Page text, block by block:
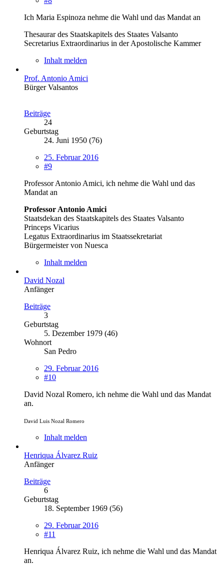
Ich Maria Espinoza nehme die Wahl und das Mandat an
Thesaurar des Staatskapitels des Staates Valsanto
Secretarius Extraordinarius in der Apostolische Kammer
Inhalt melden
Prof. Antonio Amici
Bürger Valsantos
Beiträge
24
Geburtstag
24. Juni 1950 (76)
25. Februar 2016
#9
Professor Antonio Amici, ich nehme die Wahl und das
Mandat an
Professor Antonio Amici
Staatsdekan des Staatskapitels des Staates Valsanto
Princeps Vicarius
Legatus Extraordinarius im Staatssekretariat
Bürgermeister von Nuesca
Inhalt melden
David Nozal
Anfänger
Beiträge
3
Geburtstag
5. Dezember 1979 (46)
Wohnort
San Pedro
29. Februar 2016
#10
David Nozal Romero, ich nehme die Wahl und das Mandat
an.
David Luis Nozal Romero
Inhalt melden
Henriqua Álvarez Ruiz
Anfänger
Beiträge
6
Geburtstag
18. September 1969 (56)
29. Februar 2016
#11
Henriqua Álvarez Ruiz, ich nehme die Wahl und das Mandat
an.